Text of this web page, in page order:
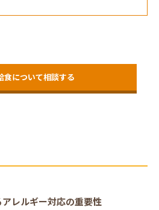
食について相談する
レルギー対応の重要性